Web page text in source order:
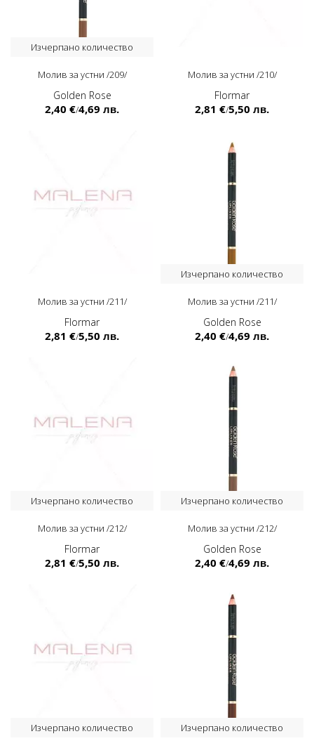
Изчерпано количество
Молив за устни /209/
Golden Rose
2,40 €/4,69 лв.
Молив за устни /210/
Flormar
2,81 €/5,50 лв.
Молив за устни /211/
Flormar
2,81 €/5,50 лв.
Изчерпано количество
Молив за устни /211/
Golden Rose
2,40 €/4,69 лв.
Изчерпано количество
Молив за устни /212/
Flormar
2,81 €/5,50 лв.
Изчерпано количество
Молив за устни /212/
Golden Rose
2,40 €/4,69 лв.
Изчерпано количество Изчерпано количество